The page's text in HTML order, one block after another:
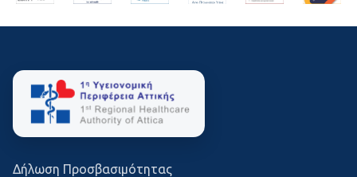
Δήλωση Προσβασιμότητας